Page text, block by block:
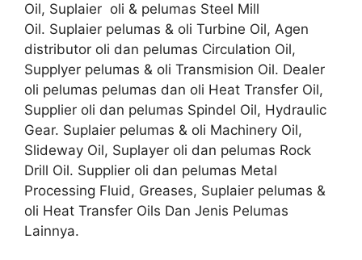
Oil, Suplaier oli & pelumas Steel Mill
Oil. Suplaier pelumas & oli Turbine Oil, Agen
distributor oli dan pelumas Circulation Oil,
Supplyer pelumas & oli Transmision Oil. Dealer
oli pelumas pelumas dan oli Heat Transfer Oil,
Supplier oli dan pelumas Spindel Oil, Hydraulic
Gear. Suplaier pelumas & oli Machinery Oil,
Slideway Oil, Suplayer oli dan pelumas Rock
Drill Oil. Supplier oli dan pelumas Metal
Processing Fluid, Greases, Suplaier pelumas &
oli Heat Transfer Oils Dan Jenis Pelumas
Lainnya.